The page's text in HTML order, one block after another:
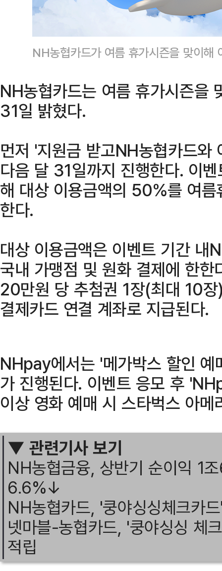
NH농협카드가 여름 휴가시즌을 맞이
NH농협카드는 여름 휴가시즌을
31일 밝혔다.
먼저 '지원금 받고NH농협카드와
다음 달 31일까지 진행한다. 이
해 대상 이용금액의 50%를 여름
한다.
대상 이용금액은 이벤트 기간 내
국내 가맹점 및 원화 결제에 한
20만원 당 추첨권 1장(최대 10
결제카드 연결 계좌로 지급된다.
NHpay에서는 '메가박스 할인 예
가 진행된다. 이벤트 응모 후
이상 영화 예매 시 스타벅스 아
▼ 관련기사 보기
NH농협금융, 상반기 순이익 1
6.6%↓
NH농협카드, '쿵야싱싱체크카
넷마블-농협카드, '쿵야싱싱 체
적립